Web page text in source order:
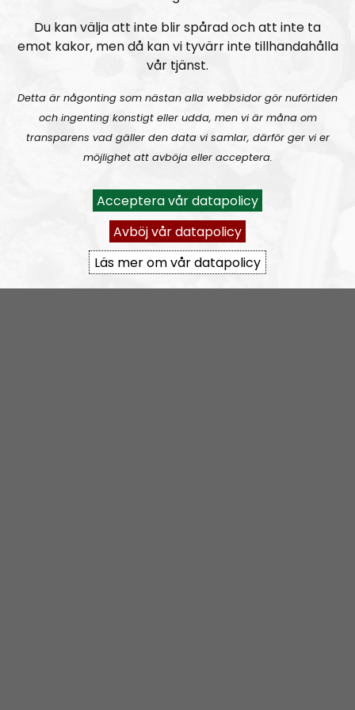
kan anses som sanktionerat av organisationen.
Kom gärna med tips på innehåll; ideologiska
funderingar och/eller personliga frågor till Lindberg.
ledarperspektiv@nordiskradio.se.
Prenumerera på Ledarperspektiv medRSS
rss&show=ledarperspektiv
Ledarperspektiv #96:Based eller woke? Cancel-kultur, vänsterextremister och lite terror
Du kan välja att inte blir spårad och att inte ta
emot kakor, men då kan vi tyvärr inte tillhandahålla
vår tjänst.
Detta är någonting som nästan alla webbsidor gör nuförtiden
och ingenting konstigt eller udda, men vi är måna om
transparens vad gäller den data vi samlar, därför ger vi er
möjlighet att avböja eller acceptera.
Acceptera vår datapolicy
Avböj vår datapolicy
Läs mer om vår datapolicy